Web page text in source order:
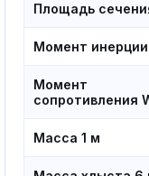
Площадь
Момент инерции
Момент
сопротивления
Масса 1 м